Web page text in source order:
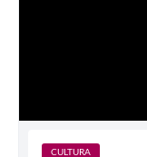
CULTURA